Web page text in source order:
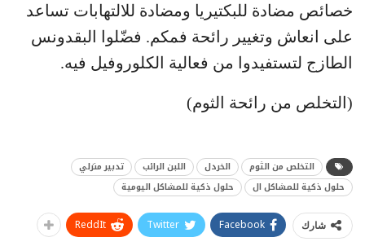
خصائص مضادة للبكتيريا ومضادة للالتهابات تساعد
على انعاش وتغيير رائحة فمكم. فضّلوا البقدونس
الطازج لتستفيدوا من فعالية الكلوروفيل فيه.
(التخلص من رائحة الثوم)
التخلص من الثوم الخردل اللبن الرائب
تدبير منزلي
حلول ذكية للمشاكل ال
حلول ذكية للمشاكل اليومية
شارك Facebook
Twitter
ReddIt